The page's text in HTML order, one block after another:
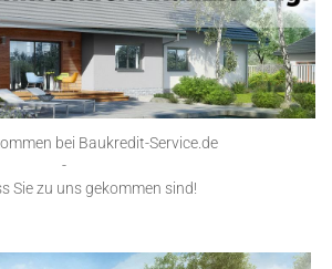
bei Baukredit-Service.de
-
Sie zu uns gekommen sind!